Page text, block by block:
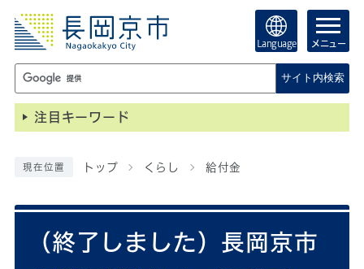
Language メニュー
サイト内検索
注目キーワード
現在位置 トップ くらし 給付金
（終了しました）長岡京市